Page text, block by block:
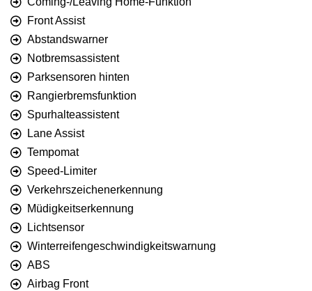
Front Assist
Abstandswarner
Notbremsassistent
Parksensoren hinten
Rangierbremsfunktion
Spurhalteassistent
Lane Assist
Tempomat
Speed-Limiter
Verkehrszeichenerkennung
Müdigkeitserkennung
Lichtsensor
Winterreifengeschwindigkeitswarnung
ABS
Airbag Front